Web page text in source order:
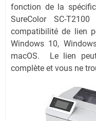
fonction de la
SureColor SC-
compatibilité de lien
Windows 10,
macOS. Le lien
complète et vous ne